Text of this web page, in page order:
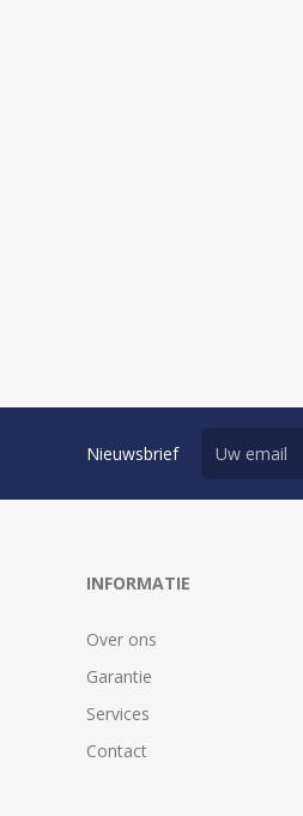
Nieuwsbrief
INFORMATIE
Over ons
Garantie
Services
Contact